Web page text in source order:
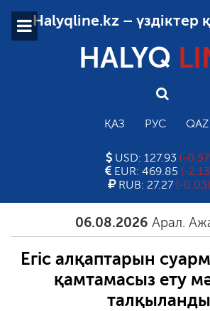
Halyqline.kz – үздіктер
HALYQ
ҚАЗ РУС QAZ
USD: 127.93 (-
EUR: 469.85 (-
RUB: 27.27 (-0.03)
06.08.2026 Арал. Ажал.
Егіс алқаптарын
қамтамасыз ету
талқыланды